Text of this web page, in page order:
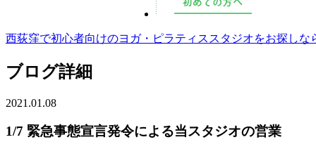
西荻窪で初心者向けのヨガ・ピラティススタジオをお探しな
ブログ詳細
2021.01.08
1/7 緊急事態宣言発令による当スタジオの営業